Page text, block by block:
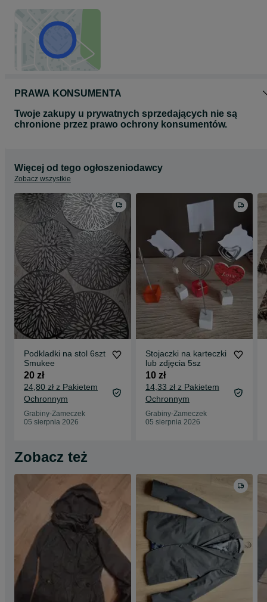
PRAWA KONSUMENTA
Twoje zakupy u prywatnych sprzedających nie są
chronione przez prawo ochrony konsumentów.
Więcej od tego ogłoszeniodawcy
Zobacz wszystkie
Podkladki na stol 6szt
Smukee
20 zł
24,80 zł z Pakietem
Ochronnym
Grabiny-Zameczek
05 sierpnia 2026
Stojaczki na karteczki
lub zdjęcia 5sz
10 zł
14,33 zł z Pakietem
Ochronnym
Grabiny-Zameczek
05 sierpnia 2026
Zobacz też